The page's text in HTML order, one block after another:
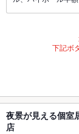
下記ボ
夜景が見える個室
店